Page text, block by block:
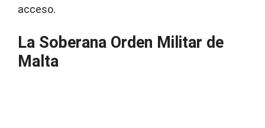
acceso.
La Soberana Orden Militar de
Malta